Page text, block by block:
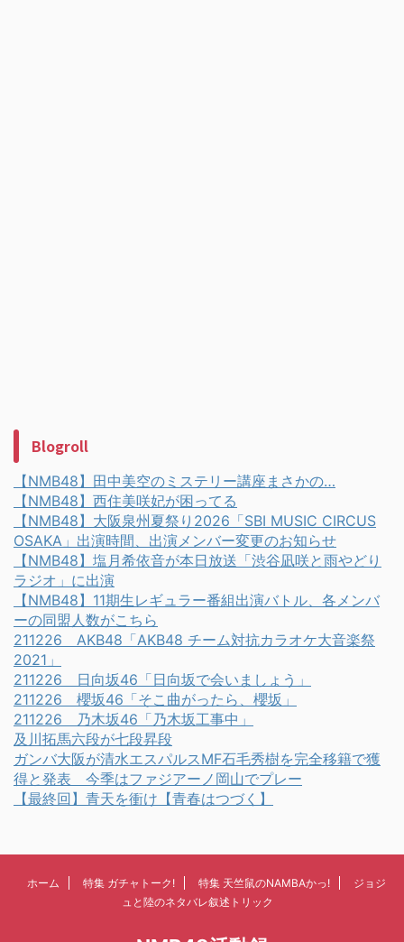
Blogroll
【NMB48】田中美空のミステリー講座まさかの…
【NMB48】西住美咲妃が困ってる
【NMB48】大阪泉州夏祭り2026「SBI MUSIC CIRCUS
OSAKA」出演時間、出演メンバー変更のお知らせ
【NMB48】塩月希依音が本日放送「渋谷凪咲と雨やどり
ラジオ」に出演
【NMB48】11期生レギュラー番組出演バトル、各メンバ
ーの同盟人数がこちら
211226 AKB48「AKB48 チーム対抗カラオケ大音楽祭
2021」
211226 日向坂46「日向坂で会いましょう」
211226 櫻坂46「そこ曲がったら、櫻坂」
211226 乃木坂46「乃木坂工事中」
及川拓馬六段が七段昇段
ガンバ大阪が清水エスパルスMF石毛秀樹を完全移籍で獲
得と発表 今季はファジアーノ岡山でプレー
【最終回】青天を衝け【青春はつづく】
ホーム 特集 ガチャトーク! 特集 天竺鼠のNAMBAかっ!
ジョジ
ュと陸のネタバレ叙述トリック